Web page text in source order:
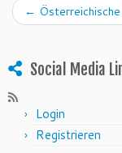
←
Social Media
Login
Registrieren